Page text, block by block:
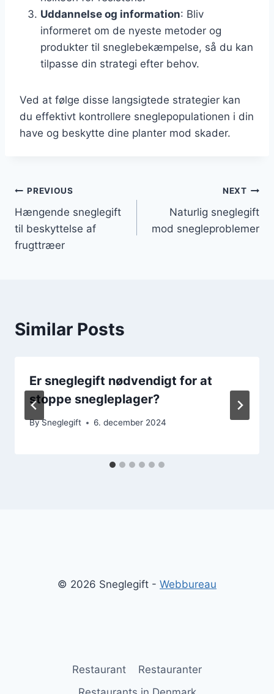
Uddannelse og information: Bliv
informeret om de nyeste metoder og
produkter til sneglebekæmpelse, så du kan
tilpasse din strategi efter behov.
Ved at følge disse langsigtede strategier kan
du effektivt kontrollere sneglepopulationen i din
have og beskytte dine planter mod skader.
Indlægsnavigation
PREVIOUS
Hængende sneglegift
til beskyttelse af
frugttræer
NEXT
Naturlig sneglegift
mod snegleproblemer
Similar Posts
Er sneglegift nødvendigt for at
stoppe snegleplager?
BySneglegift 6. december 2024
© 2026 Sneglegift - Webbureau
Restaurant
Restauranter